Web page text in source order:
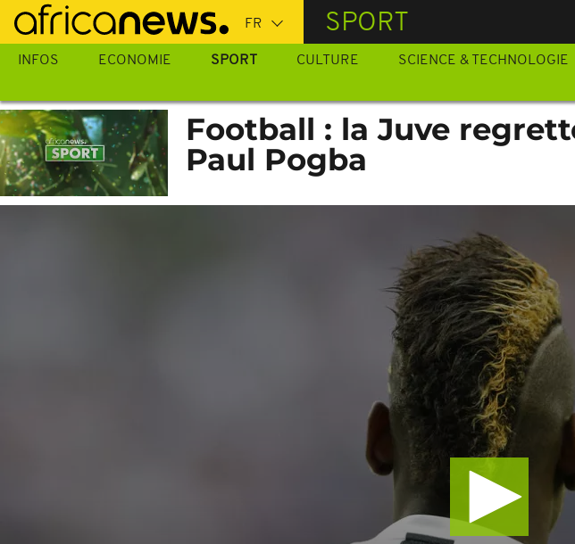
Passer
au
contenu
SPORT
INFOS ECONOMIE SPORT CULTURE SCIENCE & TECHNOLOGIE
Football : la Juve
Paul Pogba